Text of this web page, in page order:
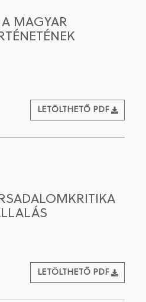
/ MEGÚJÍTOM A
MAGYAR
LETÖLTHETŐ PDF
LETÖLTHETŐ PDF